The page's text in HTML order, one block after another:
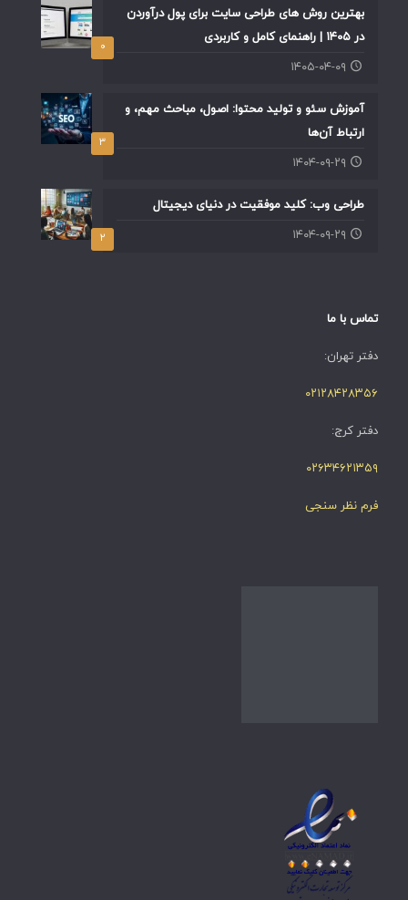
۰
بهترین روش های طراحی سایت برای پول درآوردن
در ۱۴۰۵ | راهنمای کامل و کاربردی
۱۴۰۵-۰۴-۰۹
۳
آموزش سئو و تولید محتوا: اصول، مباحث مهم، و
ارتباط آن‌ها
۱۴۰۴-۰۹-۲۹
۲
طراحی وب: کلید موفقیت در دنیای دیجیتال
۱۴۰۴-۰۹-۲۹
تماس با ما
دفتر تهران:
۰۲۱۲۸۴۲۸۳۵۶
دفتر کرج:
۰۲۶۳۴۶۲۱۳۵۹
فرم نظر سنجی